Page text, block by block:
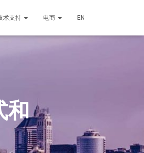
术支持 电商 EN
和